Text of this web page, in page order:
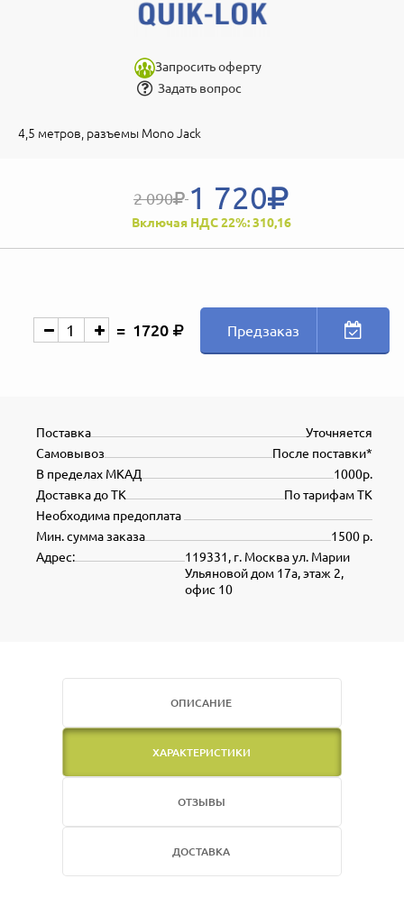
Запросить оферту
Задать вопрос
4,5 метров, разъемы Mono Jack
2 090 1 720
Включая НДС 22%: 310,16
1720 Предзаказ
Уточняется
Поставка
После поставки*
Самовывоз
1000р.
В пределах МКАД
По тарифам ТК
Доставка до ТК
Необходима предоплата
1500 р.
Мин. сумма заказа
119331, г. Москва ул. Марии
Ульяновой дом 17а, этаж 2,
офис 10
Адрес:
ОПИСАНИЕ
ХАРАКТЕРИСТИКИ
ОТЗЫВЫ
ДОСТАВКА